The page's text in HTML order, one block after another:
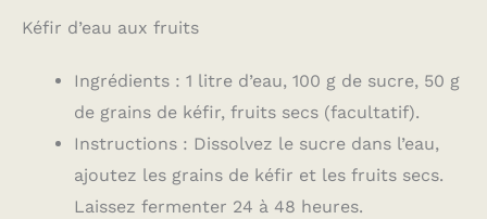
Kéfir d’eau aux fruits
Ingrédients : 1 litre d’eau, 100 g de sucre, 50 g
de grains de kéfir, fruits secs (facultatif).
Instructions : Dissolvez le sucre dans l’eau,
ajoutez les grains de kéfir et les fruits secs.
Laissez fermenter 24 à 48 heures.